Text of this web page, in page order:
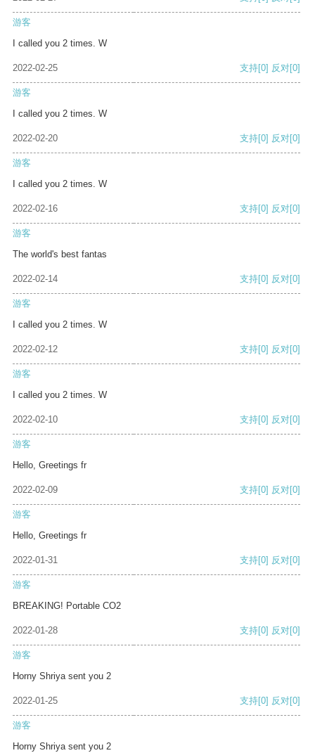
游客
I called you 2 times. W
2022-02-25 支持[0] 反对[0]
游客
I called you 2 times. W
2022-02-20 支持[0] 反对[0]
游客
I called you 2 times. W
2022-02-16 支持[0] 反对[0]
游客
The world's best fantas
2022-02-14 支持[0] 反对[0]
游客
I called you 2 times. W
2022-02-12 支持[0] 反对[0]
游客
I called you 2 times. W
2022-02-10 支持[0] 反对[0]
游客
Hello, Greetings fr
2022-02-09 支持[0] 反对[0]
游客
Hello, Greetings fr
2022-01-31 支持[0] 反对[0]
游客
BREAKING! Portable CO2
2022-01-28 支持[0] 反对[0]
游客
Horny Shriya sent you 2
2022-01-25 支持[0] 反对[0]
游客
Horny Shriya sent you 2